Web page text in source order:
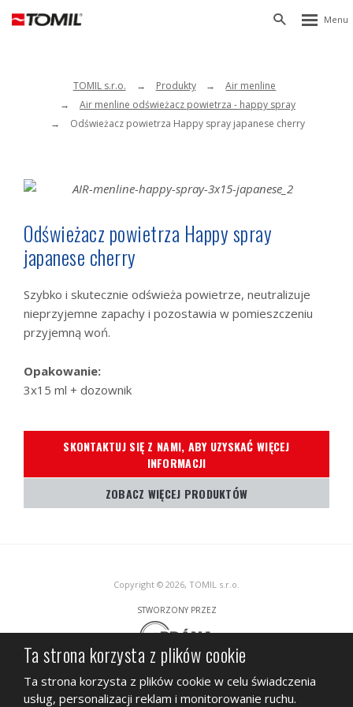
Vyhledávání
Rozbalení
TOMIL s.r.o. Produkty
Air menline
Air menline odświeżacz powietrza - happy spray
Odświeżacz powietrza Happy spray japanese cherry
Odświeżacz powietrza Happy spray
japanese cherry
Szybko i skutecznie odświeża powietrze, neutralizuje
nieprzyjemne zapachy i pozostawia w pomieszczeniu
przyjemną woń.
Opakowanie:
3x15 ml + dozownik
SKONTAKTUJ SIĘ Z NAMI, ABY UZYSKAĆ WIĘCEJ
INFORMACJI
ZOBACZ WIĘCEJ PRODUKTÓW
Copyright © 2026, TOMIL s.r.o.
STWORZONY PRZEZ
Ta strona jest chroniona przez Google ReCAPTCHA, podlega
prywatności Google i Warunkom świadczenia usług.
Ta strona korzysta z plików cookie
Ta strona korzysta z plików cookie w celu świadczenia
usług, personalizacji reklam i monitorowanie ruchu.